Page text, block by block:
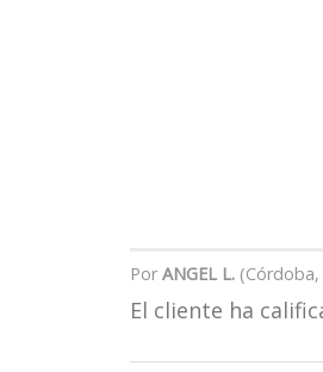
PorANGEL L. (Córdoba,
El cliente ha